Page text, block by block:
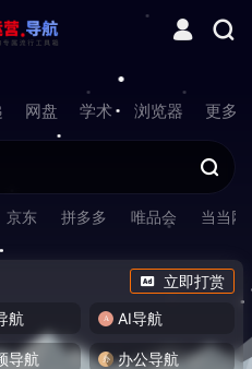
网盘 学术 浏览器 更多
京东 拼多多 唯品会 当当网
立即打赏
航 AI导航
导航 办公导航